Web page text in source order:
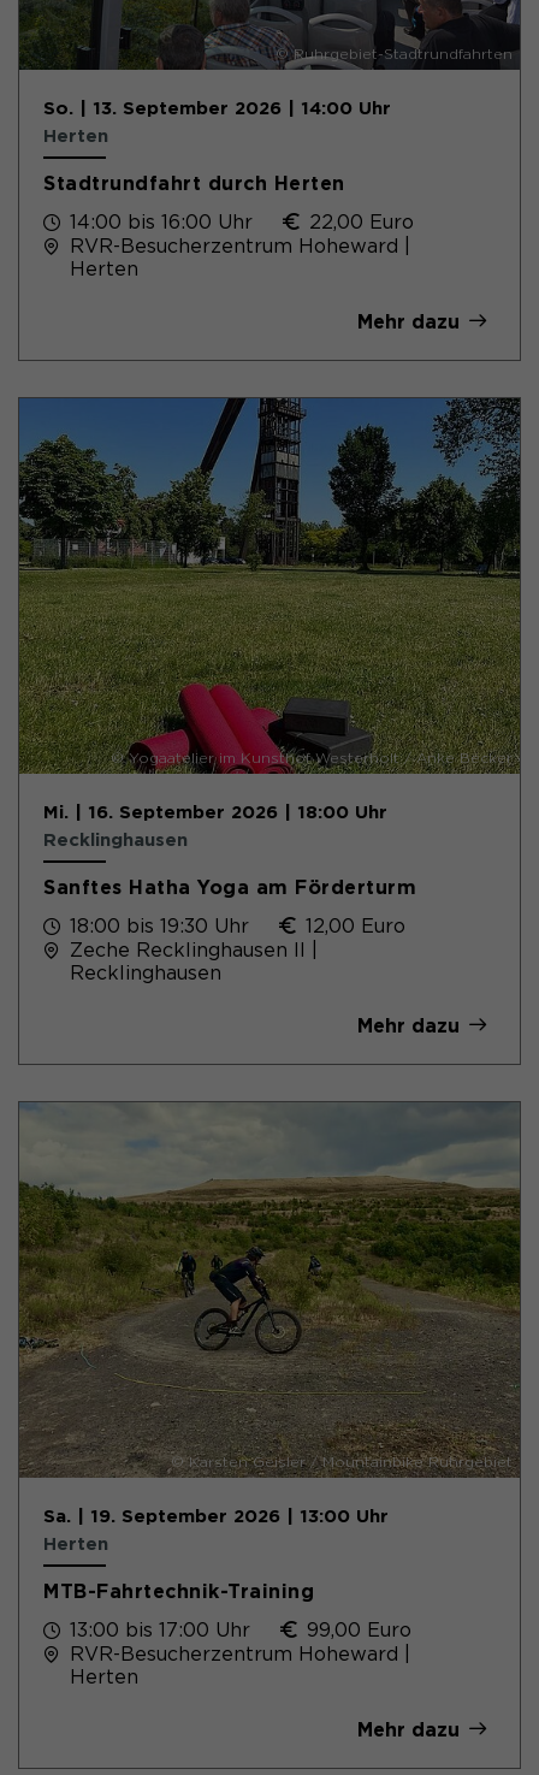
© Ruhrgebiet-Stadtrundfahrten
So. | 13. September 2026 | 14:00 Uhr
Herten
Stadtrundfahrt durch Herten
14:00 bis 16:00 Uhr
22,00 Euro
RVR-Besucherzentrum Hoheward |
Herten
Mehr dazu
© Yogaatelier im Kunsthof Westerholt / Anke Becker
Mi. | 16. September 2026 | 18:00 Uhr
Recklinghausen
Sanftes Hatha Yoga am Förderturm
18:00 bis 19:30 Uhr
12,00 Euro
Zeche Recklinghausen II |
Recklinghausen
Mehr dazu
© Karsten Geisler / Mountainbike Ruhrgebiet
Sa. | 19. September 2026 | 13:00 Uhr
Herten
MTB-Fahrtechnik-Training
13:00 bis 17:00 Uhr
99,00 Euro
RVR-Besucherzentrum Hoheward |
Herten
Mehr dazu